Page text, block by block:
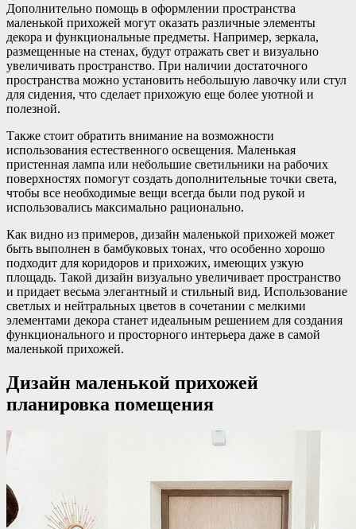
Дополнительно помощь в оформлении пространства
маленькой прихожей могут оказать различные элементы
декора и функциональные предметы. Например, зеркала,
размещенные на стенах, будут отражать свет и визуально
увеличивать пространство. При наличии достаточного
пространства можно установить небольшую лавочку или стул
для сидения, что сделает прихожую еще более уютной и
полезной.
Также стоит обратить внимание на возможности
использования естественного освещения. Маленькая
пристенная лампа или небольшие светильники на рабочих
поверхностях помогут создать дополнительные точки света,
чтобы все необходимые вещи всегда были под рукой и
использовались максимально рационально.
Как видно из примеров, дизайн маленькой прихожей может
быть выполнен в бамбуковых тонах, что особенно хорошо
подходит для коридоров и прихожих, имеющих узкую
площадь. Такой дизайн визуально увеличивает пространство
и придает весьма элегантный и стильный вид. Использование
светлых и нейтральных цветов в сочетании с мелкими
элементами декора станет идеальным решением для создания
функционального и просторного интерьера даже в самой
маленькой прихожей.
Дизайн маленькой прихожей
планировка помещения